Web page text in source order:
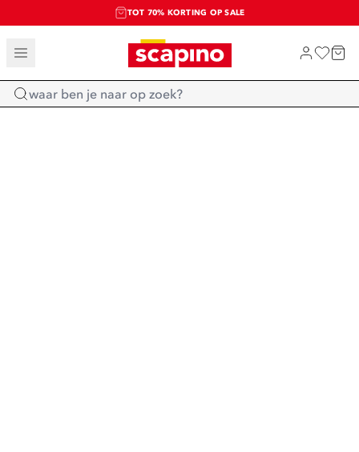
TOT 70% KORTING OP SALE
SALE: LAATSTE KANS!
SHOP NIEUW
Home